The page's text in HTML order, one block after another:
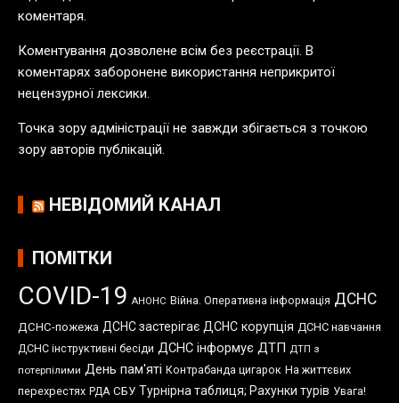
к
коментаря.
Коментування дозволене всім без реєстрації. В
коментарях заборонене використання неприкритої
нецензурної лексики.
Точка зору адміністрації не завжди збігається з точкою
зору авторів публікацій.
НЕВІДОМИЙ КАНАЛ
ПОМІТКИ
COVID-19 АНОНС Війна. Оперативна інформація ДСНС
ДСНС-пожежа ДСНС застерігає ДСНС корупція ДСНС навчання
ДСНС інструктивні бесіди ДСНС інформує ДТП ДТП з
потерпілими День пам'яті Контрабанда цигарок На життєвих
перехрестях РДА СБУ Турнірна таблиця; Рахунки турів Увага!